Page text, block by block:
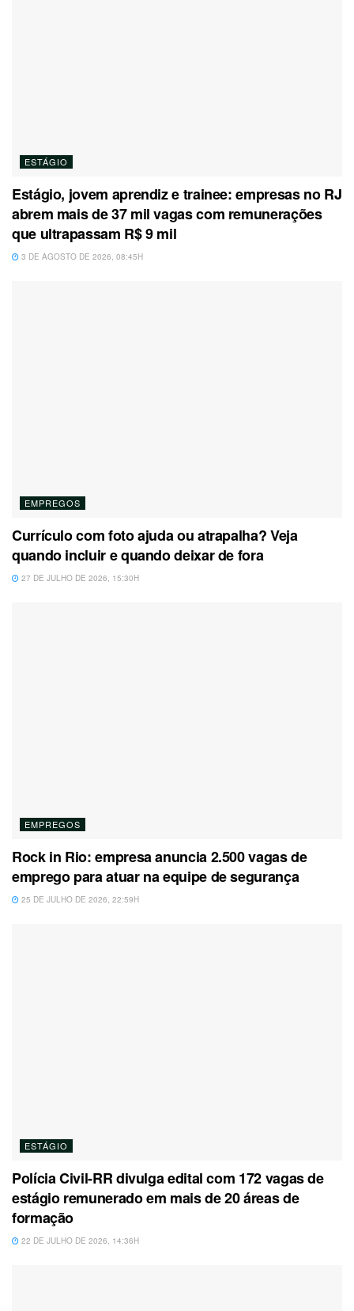
ESTÁGIO
Estágio, jovem aprendiz e trainee: empresas no RJ
abrem mais de 37 mil vagas com remunerações
que ultrapassam R$ 9 mil
3 DE AGOSTO DE 2026, 08:45H
EMPREGOS
Currículo com foto ajuda ou atrapalha? Veja
quando incluir e quando deixar de fora
27 DE JULHO DE 2026, 15:30H
EMPREGOS
Rock in Rio: empresa anuncia 2.500 vagas de
emprego para atuar na equipe de segurança
25 DE JULHO DE 2026, 22:59H
ESTÁGIO
Polícia Civil-RR divulga edital com 172 vagas de
estágio remunerado em mais de 20 áreas de
formação
22 DE JULHO DE 2026, 14:36H